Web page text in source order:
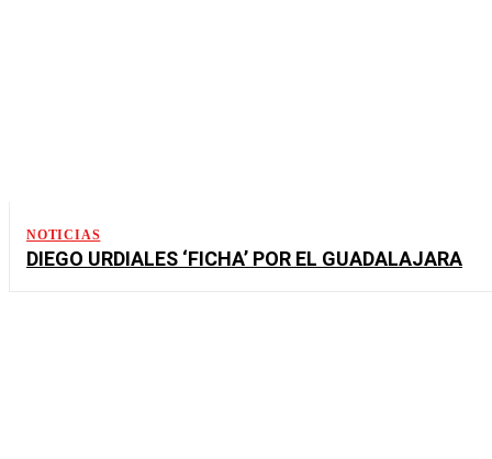
NOTICIAS
DIEGO URDIALES ‘FICHA’ POR EL GUADALAJARA